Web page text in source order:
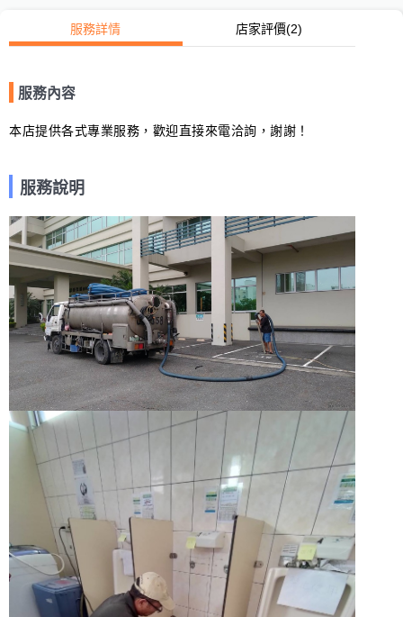
服務詳情 店家評價(2)
服務內容
本店提供各式專業服務，歡迎直接來電洽詢，謝謝！
服務說明